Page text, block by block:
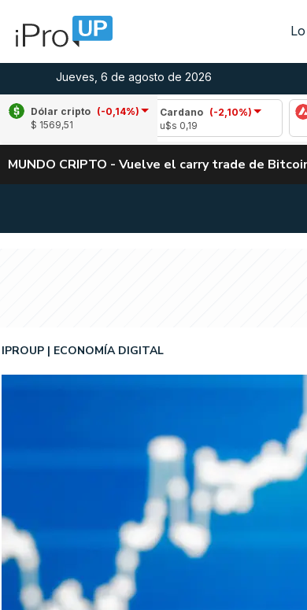
Jueves, 6 de agosto de 2026
Dólar cripto (-0,14%)
$ 1569,51
0,98%) Cardano
(-2,10%)
MUNDO CRIPTO - Vuelve el carry trade de
IPROUP ECONOMÍA DIGITAL